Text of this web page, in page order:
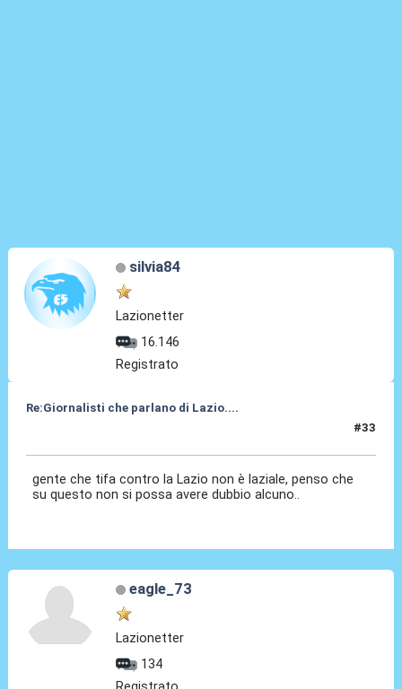
silvia84
Lazionetter
16.146
Registrato
Re:Giornalisti che parlano di Lazio....
#33
gente che tifa contro la Lazio non è laziale, penso che
su questo non si possa avere dubbio alcuno..
eagle_73
Lazionetter
134